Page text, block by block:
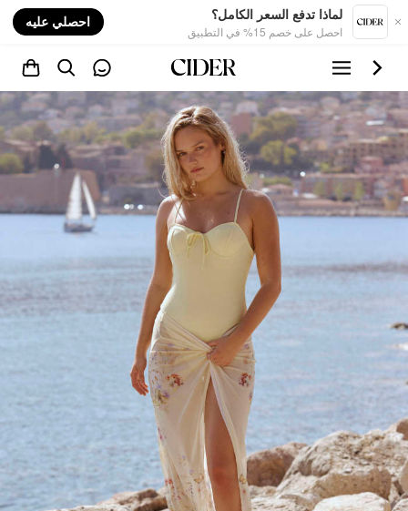
لماذا تدفع السعر الكامل؟
احصل على خصم 15% في التطبيق
احصلي عليه